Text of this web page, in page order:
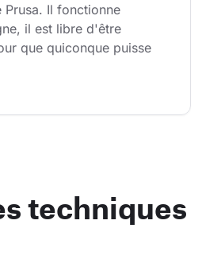
Il fonctionne
il est libre d'être
que quiconque puisse
techniques